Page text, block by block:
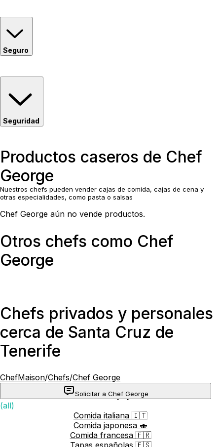
Seguro
Seguridad
Productos caseros de Chef
George
Nuestros chefs pueden vender cajas de comida, cajas de cena y
otras especialidades, como pasta o salsas
Chef George aún no vende productos.
Otros chefs como Chef
George
Chefs privados y personales
cerca de Santa Cruz de
Tenerife
ChefMaison/Chefs/Chef George
Solicitar a Chef George
Cocinas más populares
(all)
Comida italiana 🇮🇹
Comida japonesa 🍣
Comida francesa 🇫🇷